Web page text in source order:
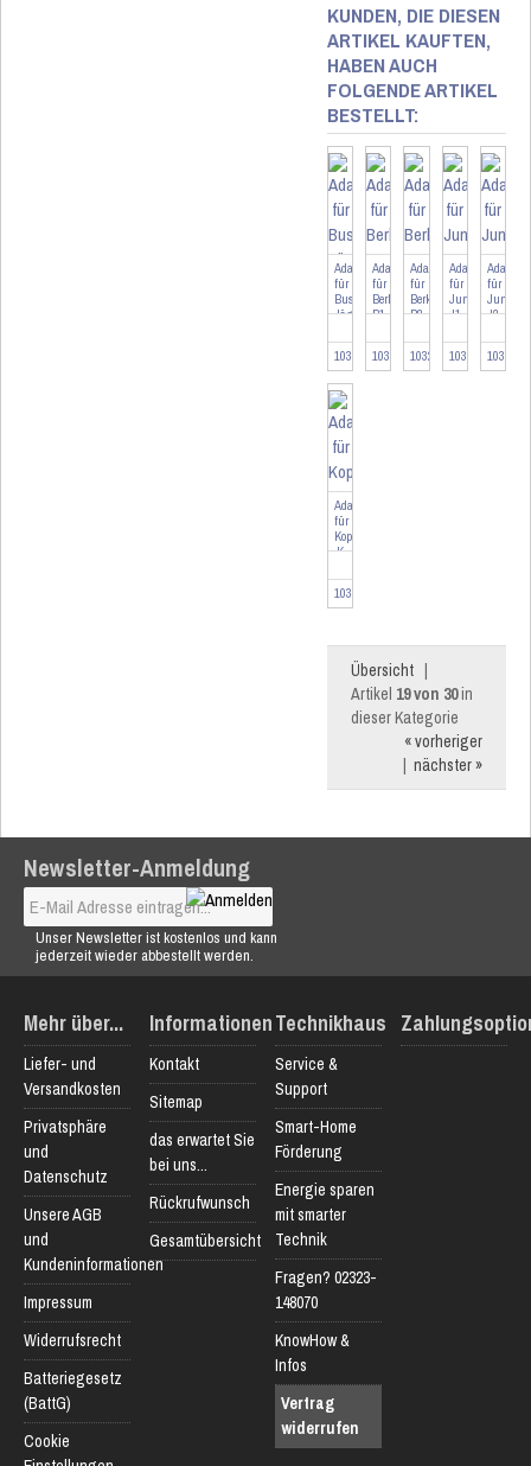
KUNDEN, DIE DIESEN
ARTIKEL KAUFTEN,
HABEN AUCH
FOLGENDE ARTIKEL
BESTELLT:
Adapter
für
Busch-
Jäger
103090
Adapter
für
Berker
B1
103094
Adapter
für
Berker
B2
103263
Adapter
für
Jung
J1
103095
Adapter
für
Jung
J2
103478
Adapter
für
Kopp
K
103096
Übersicht |
Artikel 19 von 30in
dieser Kategorie
« vorheriger
| nächster »
Newsletter-Anmeldung
Unser Newsletter ist kostenlos und kann
jederzeit wieder abbestellt werden.
Mehr über...
Liefer- und
Versandkosten
Privatsphäre
und
Datenschutz
Unsere AGB
und
Kundeninformationen
Impressum
Widerrufsrecht
Batteriegesetz
(BattG)
Cookie
Informationen
Kontakt
Sitemap
das erwartet Sie
bei uns...
Rückrufwunsch
Gesamtübersicht
Technikhaus
Service &
Support
Smart-Home
Förderung
Energie sparen
mit smarter
Technik
Fragen? 02323-
148070
KnowHow &
Infos
Vertrag
widerrufen